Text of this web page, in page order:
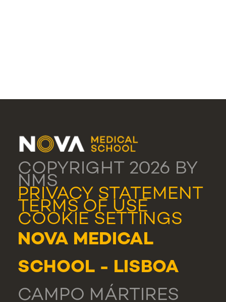
COPYRIGHT 2026 BY
NMS
PRIVACY STATEMENT
TERMS OF USE
COOKIE SETTINGS
NOVA MEDICAL
SCHOOL - LISBOA
CAMPO MÁRTIRES